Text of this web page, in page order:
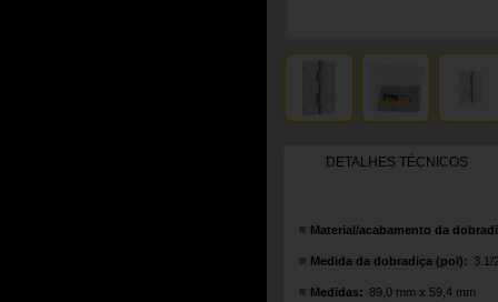
DETALHES TÉCNICOS
Material/acabamento da
Medida da dobradiça (pol): 3.1/
Medidas: 89,0 mm x 59,4 mm